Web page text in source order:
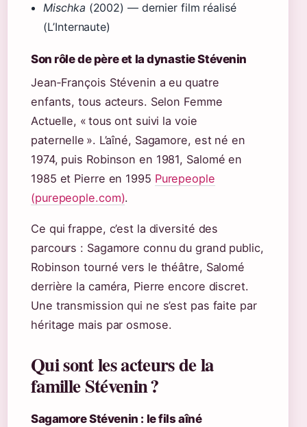
Mischka (2002) — dernier film réalisé
(L’Internaute)
Son rôle de père et la dynastie Stévenin
Jean‑François Stévenin a eu quatre
enfants, tous acteurs. Selon Femme
Actuelle, « tous ont suivi la voie
paternelle ». L’aîné, Sagamore, est né en
1974, puis Robinson en 1981, Salomé en
1985 et Pierre en 1995 Purepeople
(purepeople.com).
Ce qui frappe, c’est la diversité des
parcours : Sagamore connu du grand public,
Robinson tourné vers le théâtre, Salomé
derrière la caméra, Pierre encore discret.
Une transmission qui ne s’est pas faite par
héritage mais par osmose.
Qui sont les acteurs de la
famille Stévenin ?
Sagamore Stévenin : le fils aîné